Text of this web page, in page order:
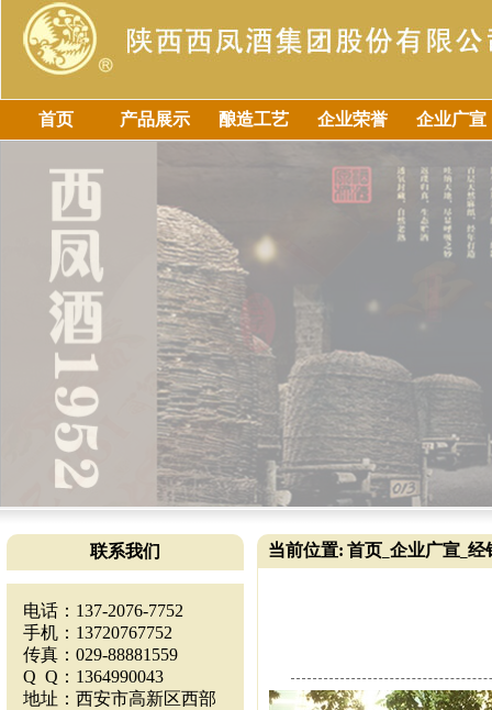
首页 产品展示 酿造工艺 企业荣誉 企业广宣
联系我们
电话：137-2076-7752
手机：13720767752
传真：029-88881559
Q Q：1364990043
地址：西安市高新区西部
当前位置: 首页 企业广宣 经